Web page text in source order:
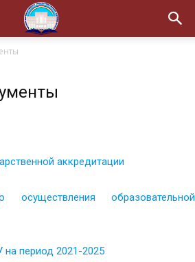
аккредитации
образовательной
на период 2021-2025